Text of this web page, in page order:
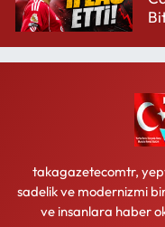
takagazetecomtr,
sadelik ve modernizmi
ve insanlara haber